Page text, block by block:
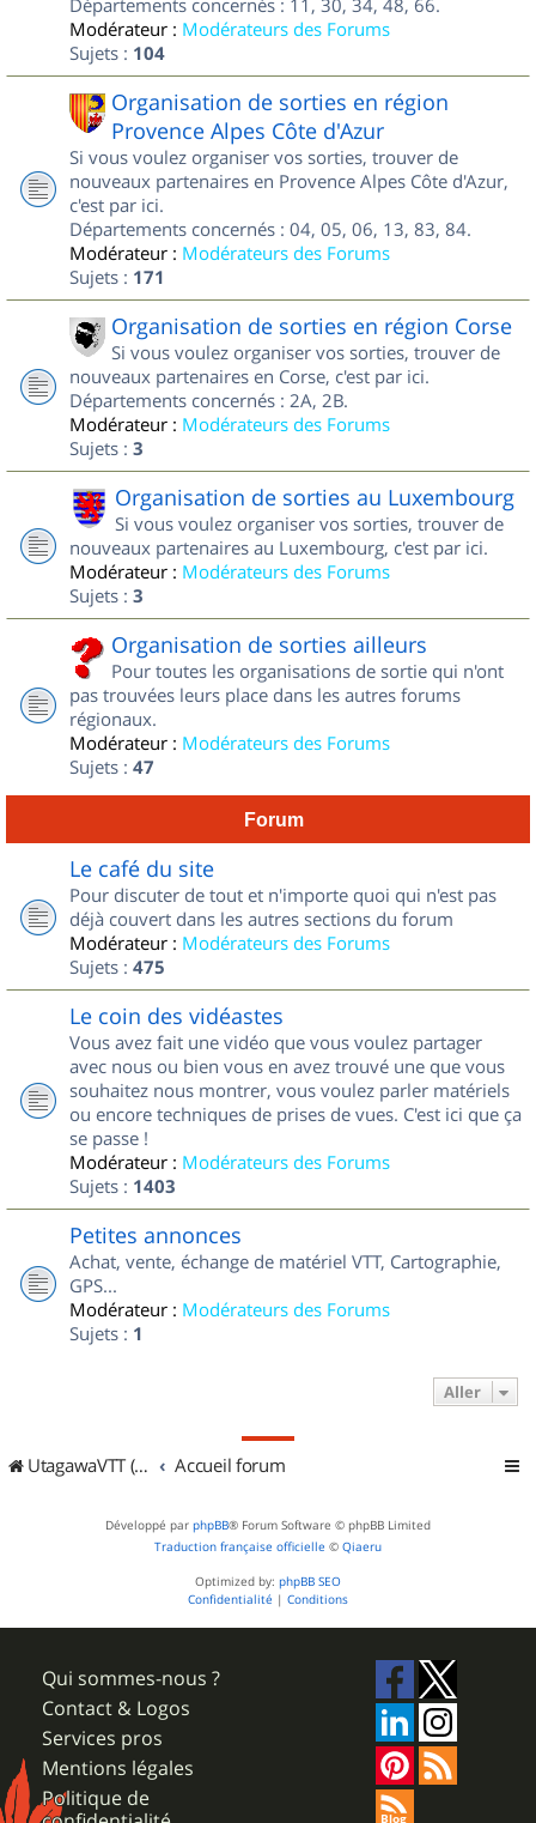
Départements concernés : 11, 30, 34, 48, 66.
Modérateur : Modérateurs des Forums
Sujets : 104
Organisation de sorties en région
Provence Alpes Côte d'Azur
Si vous voulez organiser vos sorties, trouver de
nouveaux partenaires en Provence Alpes Côte d'Azur,
c'est par ici.
Départements concernés : 04, 05, 06, 13, 83, 84.
Modérateur : Modérateurs des Forums
Sujets : 171
Organisation de sorties en région Corse
Si vous voulez organiser vos sorties, trouver de
nouveaux partenaires en Corse, c'est par ici.
Départements concernés : 2A, 2B.
Modérateur : Modérateurs des Forums
Sujets : 3
Organisation de sorties au Luxembourg
Si vous voulez organiser vos sorties, trouver de
nouveaux partenaires au Luxembourg, c'est par ici.
Modérateur : Modérateurs des Forums
Sujets : 3
Organisation de sorties ailleurs
Pour toutes les organisations de sortie qui n'ont
pas trouvées leurs place dans les autres forums
régionaux.
Modérateur : Modérateurs des Forums
Sujets : 47
Forum
Le café du site
Pour discuter de tout et n'importe quoi qui n'est pas
déjà couvert dans les autres sections du forum
Modérateur : Modérateurs des Forums
Sujets : 475
Le coin des vidéastes
Vous avez fait une vidéo que vous voulez partager
avec nous ou bien vous en avez trouvé une que vous
souhaitez nous montrer, vous voulez parler matériels
ou encore techniques de prises de vues. C'est ici que ça
se passe !
Modérateur : Modérateurs des Forums
Sujets : 1403
Petites annonces
Achat, vente, échange de matériel VTT, Cartographie,
GPS...
Modérateur : Modérateurs des Forums
Sujets : 1
Aller
UtagawaVTT (Randos VTT et VTTAE avec traces GPS) Accueil forum
Développé par phpBB® Forum Software © phpBB Limited
Traduction française officielle © Qiaeru
Optimized by: phpBB SEO
Confidentialité | Conditions
Qui sommes-nous ?
Contact & Logos
Services pros
Mentions légales
Politique de